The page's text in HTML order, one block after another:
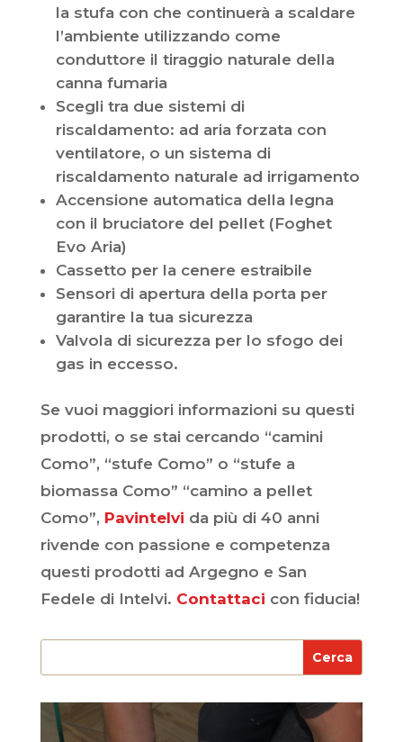
la stufa con che continuerà a scaldare
l’ambiente utilizzando come
conduttore il tiraggio naturale della
canna fumaria
Scegli tra due sistemi di
riscaldamento: ad aria forzata con
ventilatore, o un sistema di
riscaldamento naturale ad irrigamento
Accensione automatica della legna
con il bruciatore del pellet (Foghet
Evo Aria)
Cassetto per la cenere estraibile
Sensori di apertura della porta per
garantire la tua sicurezza
Valvola di sicurezza per lo sfogo dei
gas in eccesso.
Se vuoi maggiori informazioni su questi
prodotti, o se stai cercando “camini
Como”, “stufe Como” o “stufe a
biomassa Como” “camino a pellet
Como”, Pavintelvi da più di 40 anni
rivende con passione e competenza
questi prodotti ad Argegno e San
Fedele di Intelvi. Contattaci con fiducia!